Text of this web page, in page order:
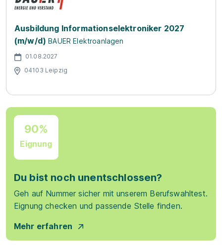
Ausbildung Informationselektroniker 2027
(m/w/d) BAUER Elektroanlagen
01.08.2027
04103 Leipzig
90%
Eignung
Du bist noch unentschlossen?
Geh auf Nummer sicher mit unserem Berufswahltest.
Eignung checken und passende Stelle finden.
Mehr erfahren